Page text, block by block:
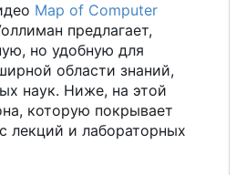
Map of Computer
предлагает,
но удобную для
области знаний,
наук. Ниже, на этой
которую покрывает
лекций и лабораторных